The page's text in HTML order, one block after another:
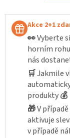
Akce 2+1
👀Vyberte
horním
nás
🛒Jakmile
produkty💰
🎁V
aktivuje
v případě